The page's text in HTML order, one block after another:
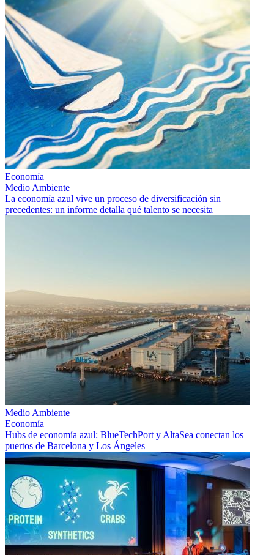
Economía
Medio Ambiente
La economía azul vive un proceso de diversificación sin
precedentes: un informe detalla qué talento se necesita
Medio Ambiente
Economía
Hubs de economía azul: BlueTechPort y AltaSea conectan los
puertos de Barcelona y Los Ángeles